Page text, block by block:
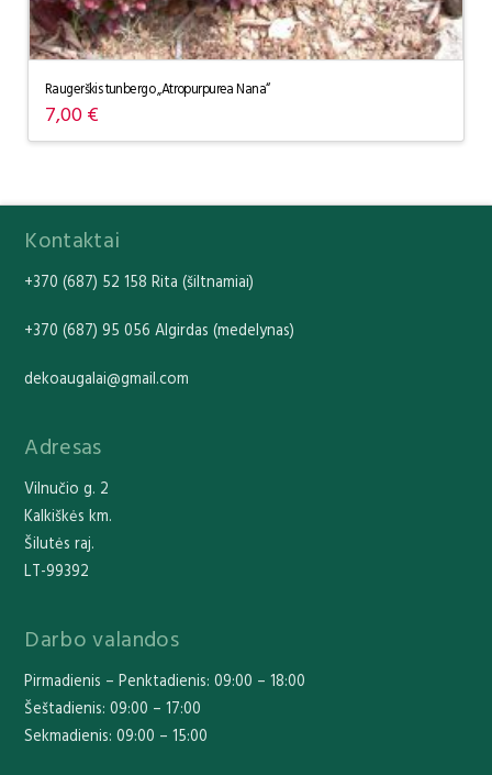
Raugerškis tunbergo „Atropurpurea Nana“
7,00€
Kontaktai
+370 (687) 52 158 Rita (šiltnamiai)
+370 (687) 95 056 Algirdas (medelynas)
dekoaugalai@gmail.com
Adresas
Vilnučio g. 2
Kalkiškės km.
Šilutės raj.
LT-99392
Darbo valandos
Pirmadienis – Penktadienis: 09:00 – 18:00
Šeštadienis: 09:00 – 17:00
Sekmadienis: 09:00 – 15:00